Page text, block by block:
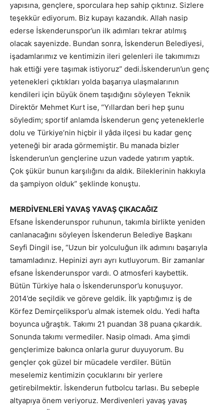
yapısına, gençlere, sporculara hep sahip çıktınız. Sizlere
teşekkür ediyorum. Biz kupayı kazandık. Allah nasip
ederse İskenderunspor’un ilk adımları tekrar atılmış
olacak sayenizde. Bundan sonra, İskenderun Belediyesi,
işadamlarımız ve kentimizin ileri gelenleri ile takımımızı
hak ettiği yere taşımak istiyoruz” dedi.İskenderun’un genç
yetenekleri çıktıkları yolda başarıya ulaşmalarının
kendileri için büyük önem taşıdığını söyleyen Teknik
Direktör Mehmet Kurt ise, “Yıllardan beri hep şunu
söyledim; sportif anlamda İskenderun genç yeteneklerle
dolu ve Türkiye’nin hiçbir il yâda ilçesi bu kadar genç
yeteneği bir arada görmemiştir. Bu manada bizler
İskenderun’un gençlerine uzun vadede yatırım yaptık.
Çok şükür bunun karşılığını da aldık. Bileklerinin hakkıyla
da şampiyon olduk” şeklinde konuştu.
MERDİVENLERİ YAVAŞ YAVAŞ ÇIKACAĞIZ
Efsane İskenderunspor ruhunun, takımla birlikte yeniden
canlanacağını söyleyen İskenderun Belediye Başkanı
Seyfi Dingil ise, “Uzun bir yolculuğun ilk adımını başarıyla
tamamladınız. Hepinizi ayrı ayrı kutluyorum. Bir zamanlar
efsane İskenderunspor vardı. O atmosferi kaybettik.
Bütün Türkiye hala o İskenderunspor’u konuşuyor.
2014’de seçildik ve göreve geldik. İlk yaptığımız iş de
Körfez Demirçelikspor’u almak istemek oldu. Yedi hafta
boyunca uğraştık. Takımı 21 puandan 38 puana çıkardık.
Sonunda takımı vermediler. Nasip olmadı. Ama şimdi
gençlerimize bakınca onlarla gurur duyuyorum. Bu
gençler çok güzel bir mücadele verdiler. Bütün
meselemiz kentimizin çocuklarını bir yerlere
getirebilmektir. İskenderun futbolcu tarlası. Bu sebeple
altyapıya önem veriyoruz. Merdivenleri yavaş yavaş